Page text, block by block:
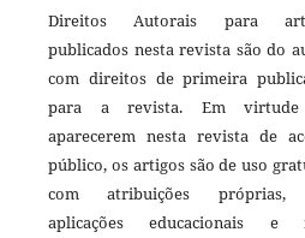
Direitos Autorais para
publicados nesta revista são do
com direitos de primeira
para a revista. Em
aparecerem nesta revista de
público, os artigos são de uso
com atribuições próprias,
aplicações educacionais e